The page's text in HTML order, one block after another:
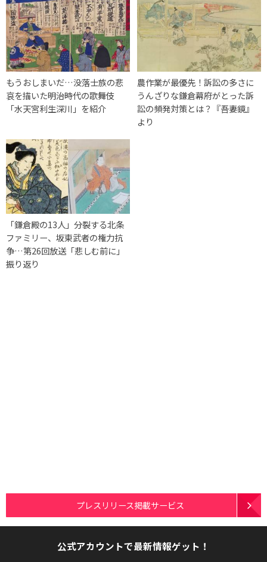
もうおしまいだ…没落士族の悲
哀を描いた明治時代の歌舞伎
「水天宮利生深川」を紹介
農作業が最優先！訴訟の多さに
うんざりな鎌倉幕府がとった訴
訟の頻発対策とは？『吾妻鏡』
より
「鎌倉殿の13人」分裂する北条
ファミリー、坂東武者の権力抗
争…第26回放送「悲しむ前に」
振り返り
プレスリリース掲載サービス
公式アカウントで最新情報ゲット！